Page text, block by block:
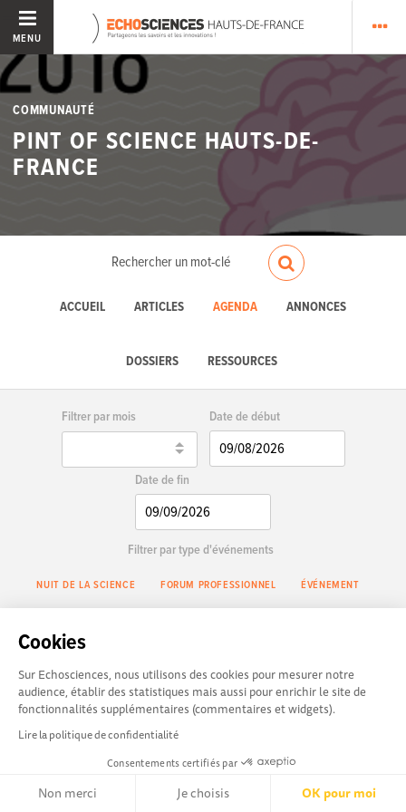
Cookies
Sur Echosciences, nous utilisons des cookies pour mesurer notre
audience, établir des statistiques mais aussi pour enrichir le site de
fonctionnalités supplémentaires (commentaires et widgets).
Lire la politique de confidentialité
Consentements certifiés par
Non merci Je choisis OK pour moi
MENU
COMMUNAUTÉ
PINT OF SCIENCE HAUTS-DE-
FRANCE
ACCUEIL ARTICLES AGENDA ANNONCES
DOSSIERS RESSOURCES
Filtrer par mois Date de début
Date de fin
Filtrer par type d'événements
NUIT DE LA SCIENCE FORUM PROFESSIONNEL ÉVÉNEMENT
VISITE SPECTACLE FESTIVAL
AUCUN RÉSULTAT